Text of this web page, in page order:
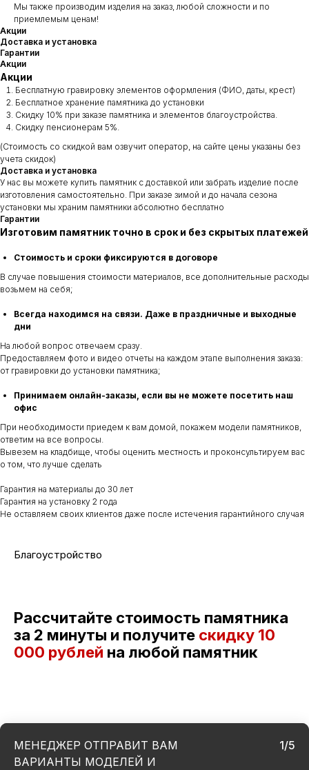
Мы также производим изделия на заказ, любой сложности и по
приемлемым ценам!
Акции
Доставка и установка
Гарантии
Акции
Акции
Бесплатную гравировку элементов оформления (ФИО, даты, крест)
Бесплатное хранение памятника до установки
Скидку 10% при заказе памятника и элементов благоустройства.
Скидку пенсионерам 5%.
(Стоимость со скидкой вам озвучит оператор, на сайте цены указаны без
учета скидок)
Доставка и установка
У нас вы можете купить памятник с доставкой или забрать изделие после
изготовления самостоятельно. При заказе зимой и до начала сезона
установки мы храним памятники абсолютно бесплатно
Гарантии
Изготовим памятник точно в срок и без скрытых платежей
Стоимость и сроки фиксируются в договоре
В случае повышения стоимости материалов, все дополнительные расходы
возьмем на себя;
Всегда находимся на связи. Даже в праздничные и выходные
дни
На любой вопрос отвечаем сразу.
Предоставляем фото и видео отчеты на каждом этапе выполнения заказа:
от гравировки до установки памятника;
Принимаем онлайн-заказы, если вы не можете посетить наш
офис
При необходимости приедем к вам домой, покажем модели памятников,
ответим на все вопросы.
Вывезем на кладбище, чтобы оценить местность и проконсультируем вас
о том, что лучше сделать
Гарантия на материалы до 30 лет
Гарантия на установку 2 года
Не оставляем своих клиентов даже после истечения гарантийного случая
Благоустройство
Рассчитайте стоимость памятника
за 2 минуты и получите скидку 10
000 рублей на любой памятник
МЕНЕДЖЕР ОТПРАВИТ ВАМ
ВАРИАНТЫ МОДЕЛЕЙ И
1/5